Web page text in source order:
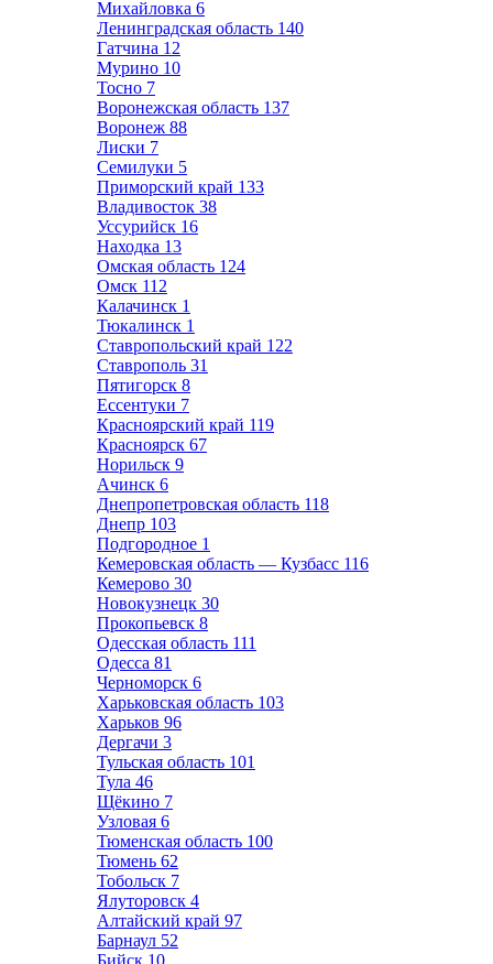
Михайловка 6
Ленинградская область 140
Гатчина 12
Мурино 10
Тосно 7
Воронежская область 137
Воронеж 88
Лиски 7
Семилуки 5
Приморский край 133
Владивосток 38
Уссурийск 16
Находка 13
Омская область 124
Омск 112
Калачинск 1
Тюкалинск 1
Ставропольский край 122
Ставрополь 31
Пятигорск 8
Ессентуки 7
Красноярский край 119
Красноярск 67
Норильск 9
Ачинск 6
Днепропетровская область 118
Днепр 103
Подгородное 1
Кемеровская область — Кузбасс 116
Кемерово 30
Новокузнецк 30
Прокопьевск 8
Одесская область 111
Одесса 81
Черноморск 6
Харьковская область 103
Харьков 96
Дергачи 3
Тульская область 101
Тула 46
Щёкино 7
Узловая 6
Тюменская область 100
Тюмень 62
Тобольск 7
Ялуторовск 4
Алтайский край 97
Барнаул 52
Бийск 10